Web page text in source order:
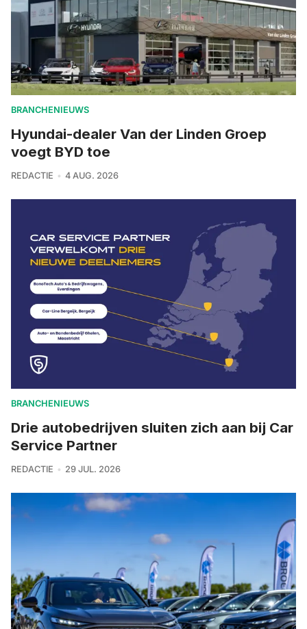
BRANCHENIEUWS
Hyundai-dealer Van der Linden Groep
voegt BYD toe
REDACTIE 4 AUG. 2026
BRANCHENIEUWS
Drie autobedrijven sluiten zich aan bij Car
Service Partner
REDACTIE 29 JUL. 2026